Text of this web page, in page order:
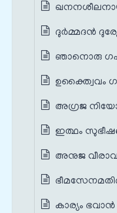
ദുര്‍മ്മദന്‍
ഞാനൊരു
ഉക്ത്വൈവം
അഗ്രജ
ഇത്ഥം
അനുജ
കാര്യം ഭവാന്‍